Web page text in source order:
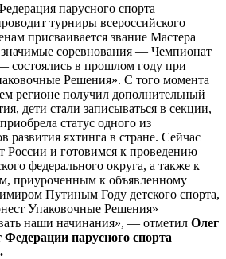
парусного спорта
турниры всероссийского
присваивается звание Мастера
соревнования — Чемпионат
состоялись в прошлом году при
Решения». С того момента
регионе получил дополнительный
дети стали записываться в секции,
статус одного из
развития яхтинга в стране. Сейчас
и готовимся к проведению
федерального округа, а также к
приуроченным к объявленному
Путиным Году детского спорта,
Упаковочные Решения»
наши начинания», — отметил Олег
Федерации парусного спорта